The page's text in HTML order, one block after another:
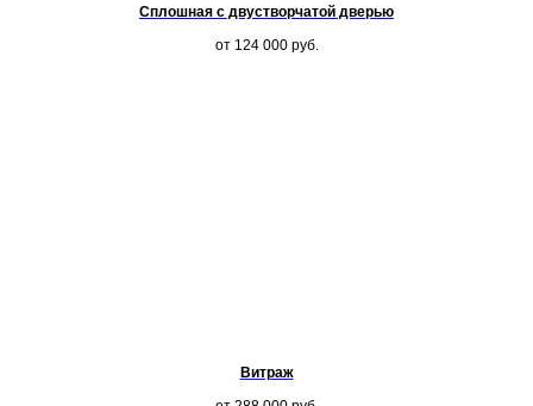
Сплошная с двустворчатой дверью
от 124 000 руб.
Витраж